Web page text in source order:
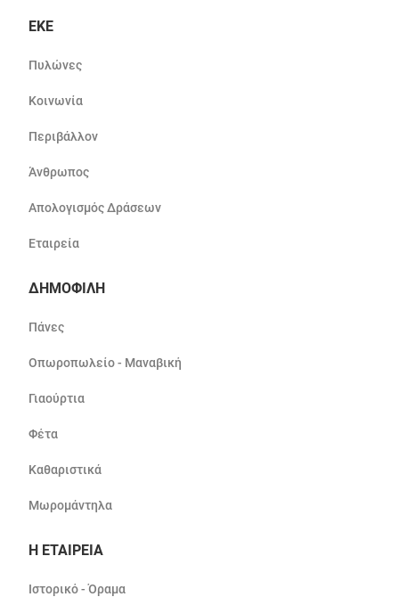
ΕΚΕ
Πυλώνες
Κοινωνία
Περιβάλλον
Άνθρωπος
Απολογισμός Δράσεων
Εταιρεία
ΔΗΜΟΦΙΛΗ
Πάνες
Οπωροπωλείο - Μαναβική
Γιαούρτια
Φέτα
Καθαριστικά
Μωρομάντηλα
Η ΕΤΑΙΡΕΙΑ
Ιστορικό - Όραμα